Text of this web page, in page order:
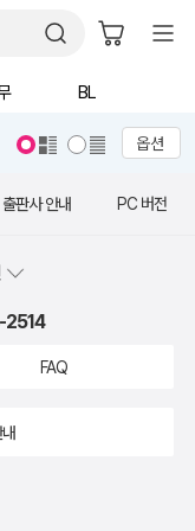
BL
옵션
출판사 안내 PC 버전
2514
FAQ